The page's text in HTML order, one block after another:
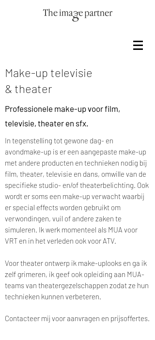
Make-up televisie
& theater
Professionele make-up voor film,
televisie, theater en sfx.
In tegenstelling tot gewone dag- en
avondmake-up is er een aangepaste make-up
met andere producten en technieken nodig bij
film, theater, televisie en dans, omwille van de
specifieke studio- en/of theaterbelichting. Ook
wordt er soms een make-up verwacht waarbij
er special effects worden gebruikt om
verwondingen, vuil of andere zaken te
simuleren. Ik werk momenteel als MUA voor
VRT en in het verleden ook voor ATV.
Voor theater ontwerp ik make-uplooks en ga ik
zelf grimeren, ik geef ook opleiding aan MUA-
teams van theatergezelschappen zodat ze hun
technieken kunnen verbeteren.
Contacteer mij voor aanvragen en prijsoffertes.